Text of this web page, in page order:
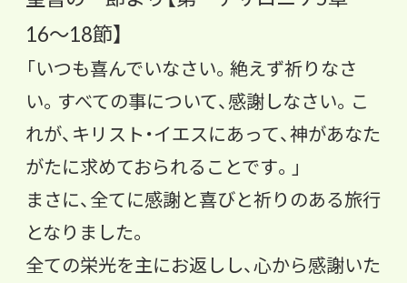
16〜18節】
「いつも喜んでいなさい。絶えず祈りなさ
い。すべての事について、感謝しなさい。こ
れが、キリスト・イエスにあって、神があなた
がたに求めておられることです。」
まさに、全てに感謝と喜びと祈りのある旅行
となりました。
全ての栄光を主にお返しし、心から感謝いた